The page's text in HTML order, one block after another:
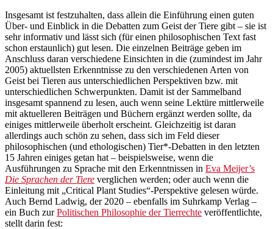
Insgesamt ist festzuhalten, dass allein die Einführung einen guten
Über- und Einblick in die Debatten zum Geist der Tiere gibt – sie ist
sehr informativ und lässt sich (für einen philosophischen Text fast
schon erstaunlich) gut lesen. Die einzelnen Beiträge geben im
Anschluss daran verschiedene Einsichten in die (zumindest im Jahr
2005) aktuellsten Erkenntnisse zu den verschiedenen Arten von
Geist bei Tieren aus unterschiedlichen Perspektiven bzw. mit
unterschiedlichen Schwerpunkten. Damit ist der Sammelband
insgesamt spannend zu lesen, auch wenn seine Lektüre mittlerweile
mit aktuelleren Beiträgen und Büchern ergänzt werden sollte, da
einiges mittlerweile überholt erscheint. Gleichzeitig ist daran
allerdings auch schön zu sehen, dass sich im Feld dieser
philosophischen (und ethologischen) Tier*-Debatten in den letzten
15 Jahren einiges getan hat – beispielsweise, wenn die
Ausführungen zu Sprache mit den Erkenntnissen in Eva Meijer’s
Die Sprachen der Tiere verglichen werden; oder auch wenn die
Einleitung mit „Critical Plant Studies“-Perspektive gelesen würde.
Auch Bernd Ladwig, der 2020 – ebenfalls im Suhrkamp Verlag –
ein Buch zurPolitischen Philosophie der Tierrechte veröffentlichte,
stellt darin fest: